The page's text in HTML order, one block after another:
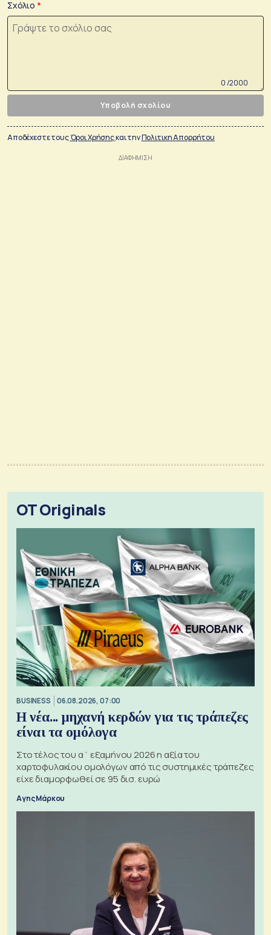
Σχόλιο
0 /2000
Υποβολή σχολίου
Αποδέχεστε τουςΌροι Χρήσηςκαι τηνΠολιτικη Απορρήτου
OT Originals
BUSINESS 06.08.2026, 07:00
Η νέα... μηχανή κερδών για τις τράπεζες
είναι τα ομόλογα
Στο τέλος του α΄ εξαμήνου 2026 η αξία του
χαρτοφυλακίου ομολόγων από τις συστημικές τράπεζες
είχε διαμορφωθεί σε 95 δισ. ευρώ
Αγης Μάρκου